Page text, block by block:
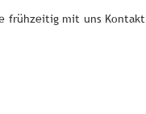
frühzeitig mit uns Kontakt